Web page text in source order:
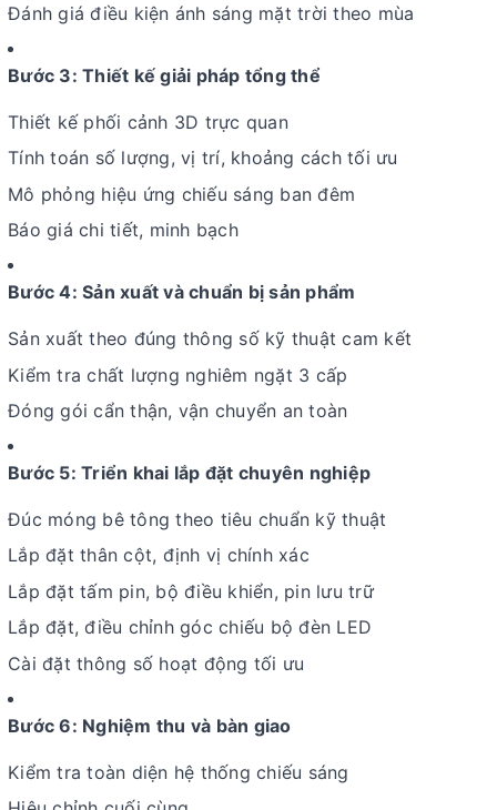
Đánh giá điều kiện ánh sáng mặt trời theo mùa
Bước 3: Thiết kế giải pháp tổng thể
Thiết kế phối cảnh 3D trực quan
Tính toán số lượng, vị trí, khoảng cách tối ưu
Mô phỏng hiệu ứng chiếu sáng ban đêm
Báo giá chi tiết, minh bạch
Bước 4: Sản xuất và chuẩn bị sản phẩm
Sản xuất theo đúng thông số kỹ thuật cam kết
Kiểm tra chất lượng nghiêm ngặt 3 cấp
Đóng gói cẩn thận, vận chuyển an toàn
Bước 5: Triển khai lắp đặt chuyên nghiệp
Đúc móng bê tông theo tiêu chuẩn kỹ thuật
Lắp đặt thân cột, định vị chính xác
Lắp đặt tấm pin, bộ điều khiển, pin lưu trữ
Lắp đặt, điều chỉnh góc chiếu bộ đèn LED
Cài đặt thông số hoạt động tối ưu
Bước 6: Nghiệm thu và bàn giao
Kiểm tra toàn diện hệ thống chiếu sáng